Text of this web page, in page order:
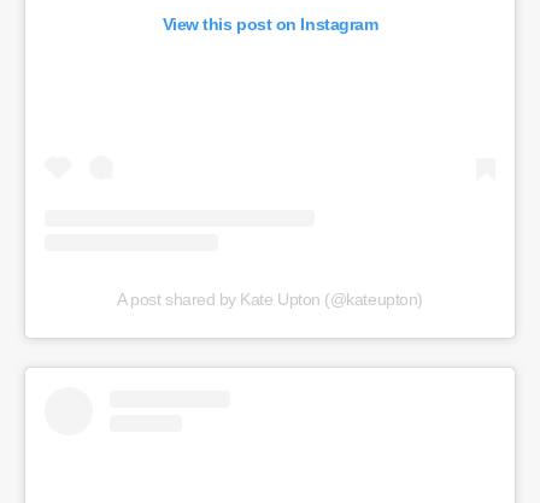
View this post on Instagram
A post shared by Kate Upton (@kateupton)